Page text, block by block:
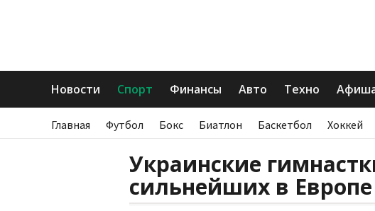
Новости Спорт Финансы Авто Техно
Главная Футбол Бокс Биатлон Баскетбол Хоккей
Украинские
сильнейших в Европе